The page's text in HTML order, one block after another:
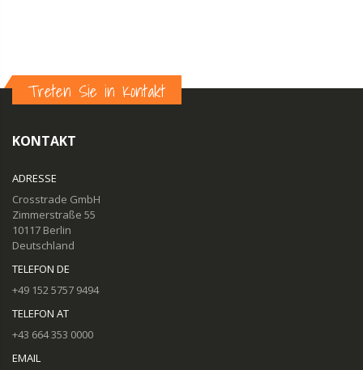
Treten Sie in Kontakt
KONTAKT
ADRESSE
Crosstrade GmbH
Zimmerstraße 55
10117 Berlin
Deutschland
TELEFON DE
+49 152 5757 9494
TELEFON AT
+43 664 353 0000
EMAIL